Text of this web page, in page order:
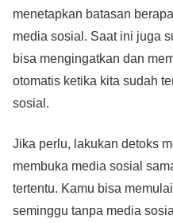
menetapkan batasan
media sosial. Saat ini juga
bisa mengingatkan dan
otomatis ketika kita sudah
sosial.
Jika perlu, lakukan detoks
membuka media sosial
tertentu. Kamu bisa
seminggu tanpa media